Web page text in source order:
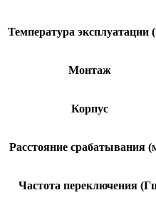
Температура эксплуатации
Монтаж
Корпус
Расстояние срабатывания
Частота переключения